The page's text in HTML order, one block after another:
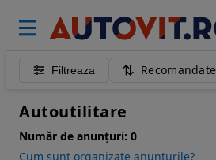
Filtreaza Recomandate
Autoutilitare
Număr de anunțuri: 0
Cum sunt organizate anunturile?